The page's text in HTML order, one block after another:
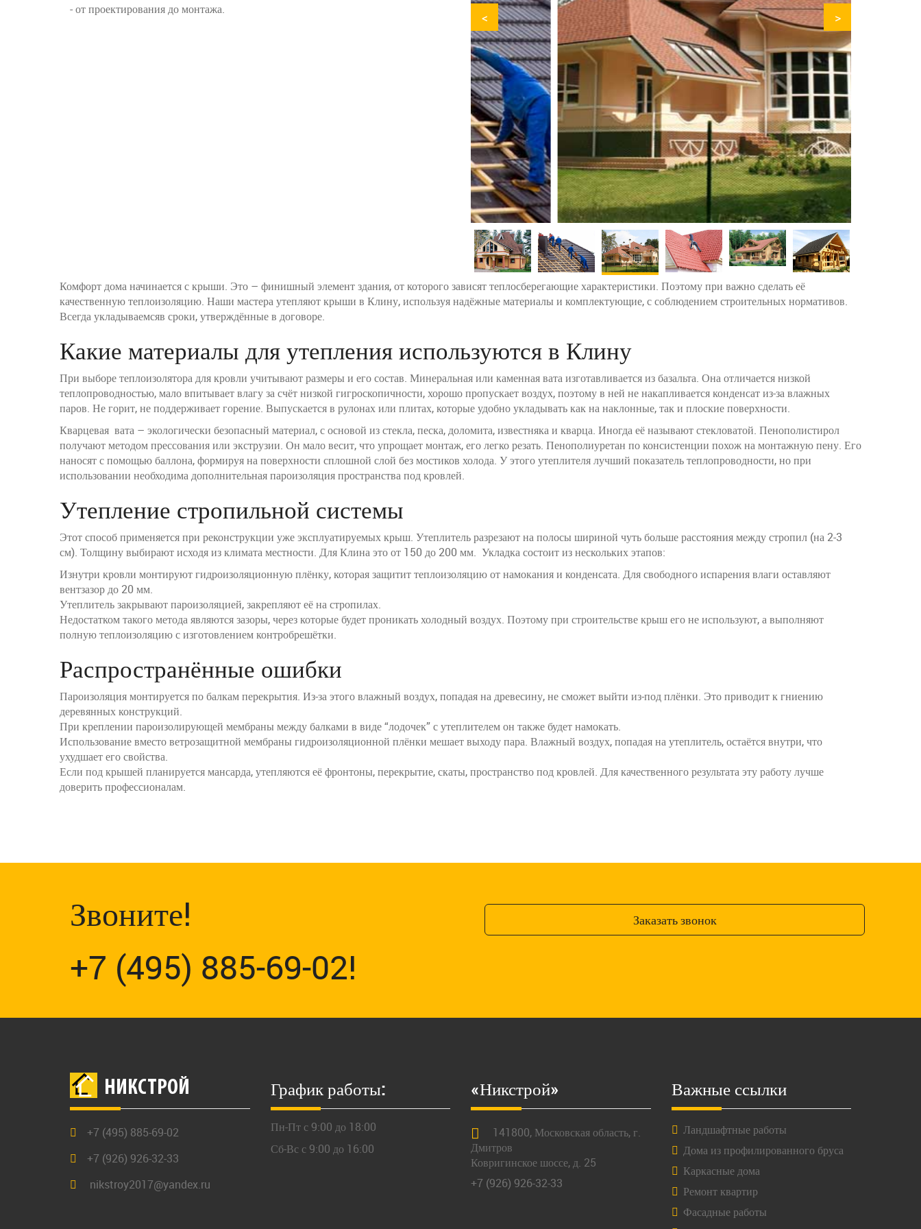
- от проектирования до монтажа.
< >
Комфорт дома начинается с крыши. Это – финишный элемент здания, от которого зависят теплосберегающие характеристики. Поэтому при важно сделать её
качественную теплоизоляцию. Наши мастера утепляют крыши в Клину, используя надёжные материалы и комплектующие, с соблюдением строительных нормативов.
Всегда укладываемсяв сроки, утверждённые в договоре.
Какие материалы для утепления используются в Клину
При выборе теплоизолятора для кровли учитывают размеры и его состав. Минеральная или каменная вата изготавливается из базальта. Она отличается низкой
теплопроводностью, мало впитывает влагу за счёт низкой гигроскопичности, хорошо пропускает воздух, поэтому в ней не накапливается конденсат из-за влажных
паров. Не горит, не поддерживает горение. Выпускается в рулонах или плитах, которые удобно укладывать как на наклонные, так и плоские поверхности.
Кварцевая вата – экологически безопасный материал, с основой из стекла, песка, доломита, известняка и кварца. Иногда её называют стекловатой. Пенополистирол
получают методом прессования или экструзии. Он мало весит, что упрощает монтаж, его легко резать. Пенополиуретан по консистенции похож на монтажную пену. Его
наносят с помощью баллона, формируя на поверхности сплошной слой без мостиков холода. У этого утеплителя лучший показатель теплопроводности, но при
использовании необходима дополнительная пароизоляция пространства под кровлей.
Утепление стропильной системы
Этот способ применяется при реконструкции уже эксплуатируемых крыш. Утеплитель разрезают на полосы шириной чуть больше расстояния между стропил (на 2-3
см). Толщину выбирают исходя из климата местности. Для Клина это от 150 до 200 мм. Укладка состоит из нескольких этапов:
Изнутри кровли монтируют гидроизоляционную плёнку, которая защитит теплоизоляцию от намокания и конденсата. Для свободного испарения влаги оставляют
вентзазор до 20 мм.
Утеплитель закрывают пароизоляцией, закрепляют её на стропилах.
Недостатком такого метода являются зазоры, через которые будет проникать холодный воздух. Поэтому при строительстве крыш его не используют, а выполняют
полную теплоизоляцию с изготовлением контробрешётки.
Распространённые ошибки
Пароизоляция монтируется по балкам перекрытия. Из-за этого влажный воздух, попадая на древесину, не сможет выйти из-под плёнки. Это приводит к гниению
деревянных конструкций.
При креплении пароизолирующей мембраны между балками в виде “лодочек” с утеплителем он также будет намокать.
Использование вместо ветрозащитной мембраны гидроизоляционной плёнки мешает выходу пара. Влажный воздух, попадая на утеплитель, остаётся внутри, что
ухудшает его свойства.
Если под крышей планируется мансарда, утепляются её фронтоны, перекрытие, скаты, пространство под кровлей. Для качественного результата эту работу лучше
доверить профессионалам.
Звоните!
+7 (495) 885-69-02!
Заказать звонок
НИКСТРОЙ
+7 (495) 885-69-02
+7 (926) 926-32-33
nikstroy2017@yandex.ru
График работы:
Пн-Пт с 9:00 до 18:00
Сб-Вс с 9:00 до 16:00
«Никстрой»
141800, Московская область, г.
Дмитров
Ковригинское шоссе, д. 25
+7 (926) 926-32-33
Важные ссылки
Ландшафтные работы
Дома из профилированного бруса
Каркасные дома
Ремонт квартир
Фасадные работы